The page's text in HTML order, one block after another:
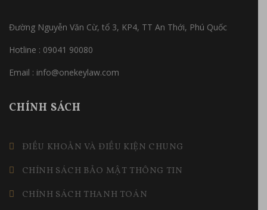
Đường Nguyễn Văn Cừ, tổ 3, KP4, TT An Thới, Phú Quốc
Hotline : 09041 90080
Email : info@onekeylaw.com
CHÍNH SÁCH
ĐIỀU KHOẢN VÀ ĐIỀU KIỆN CHUNG
CHÍNH SÁCH BẢO MẬT THÔNG TIN
CHÍNH SÁCH THANH TOÁN